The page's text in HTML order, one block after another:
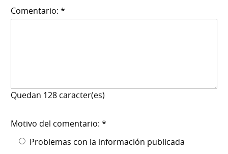
Comentario: *
Quedan 128 caracter(es)
Motivo del comentario: *
Problemas con la información publicada